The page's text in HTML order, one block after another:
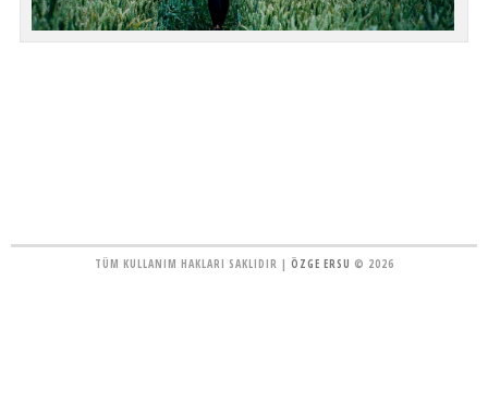
TÜM KULLANIM HAKLARI SAKLIDIR | ÖZGE ERSU © 2026